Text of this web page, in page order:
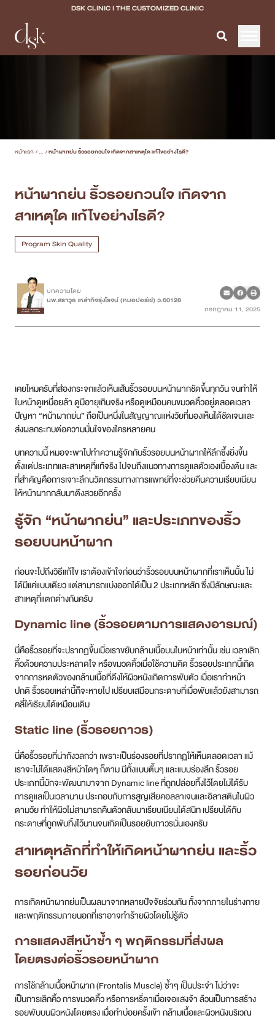
DSK CLINIC I THE CUSTOMIZED CLINIC
Program Filler & Lifting
Program Acne Scar
Program Skin Quality
Program Body Confidence
แพทย์ของเรา
เคสรีวิว
บทความ
โปรโมชั่น
รายชื่อสาขา
สาขา Siam Paragon
สาขา Stadium One
สาขา Asoke
สาขา MRT สุทธิสาร
สาขา เซ็นทรัลปิ่นเกล้า
สาขา บางนา
สาขา CDC
สาขา นครปฐม
หน้าแรก /... /หน้าผากย่น ริ้วรอยกวนใจ เกิดจากสาเหตุใด แก้ไขอย่างไรดี?
หน้าผากย่น ริ้วรอยกวนใจ เกิดจาก
สาเหตุใด แก้ไขอย่างไรดี?
Program Skin Quality
บทความโดย
นพ.สราวุธ เหล่ากิจรุ่งโรจน์ (หมอปอร์เช่) ว.60128
กรกฎาคม 11, 2025
เคยไหมครับที่ส่องกระจกแล้วเห็นเส้นริ้วรอยบนหน้าผากชัดขึ้นทุกวัน จนทำให้
ใบหน้าดูเหนื่อยล้า ดูมีอายุเกินจริง หรือดูเหมือนคนขมวดคิ้วอยู่ตลอดเวลา
ปัญหา “หน้าผากย่น” ถือเป็นหนึ่งในสัญญาณแห่งวัยที่มองเห็นได้ชัดเจนและ
ส่งผลกระทบต่อความมั่นใจของใครหลายคน
บทความนี้ หมอจะพาไปทำความรู้จักกับริ้วรอยบนหน้าผากให้ลึกซึ้งยิ่งขึ้น
ตั้งแต่ประเภทและสาเหตุที่แท้จริง ไปจนถึงแนวทางการดูแลตัวเองเบื้องต้น และ
ที่สำคัญคือการเจาะลึกนวัตกรรมทางการแพทย์ที่จะช่วยคืนความเรียบเนียน
ให้หน้าผากกลับมาตึงสวยอีกครั้ง
รู้จัก “หน้าผากย่น” และประเภทของริ้ว
รอยบนหน้าผาก
ก่อนจะไปถึงวิธีแก้ไข เราต้องเข้าใจก่อนว่าริ้วรอยบนหน้าผากที่เราเห็นนั้น ไม่
ได้มีแค่แบบเดียว แต่สามารถแบ่งออกได้เป็น 2 ประเภทหลัก ซึ่งมีลักษณะและ
สาเหตุที่แตกต่างกันครับ
Dynamic line (ริ้วรอยตามการแสดงอารมณ์)
นี่คือริ้วรอยที่จะปรากฏขึ้นเมื่อเราขยับกล้ามเนื้อบนใบหน้าเท่านั้น เช่น เวลาเลิก
คิ้วด้วยความประหลาดใจ หรือขมวดคิ้วเมื่อใช้ความคิด ริ้วรอยประเภทนี้เกิด
จากการหดตัวของกล้ามเนื้อที่ดึงให้ผิวหนังเกิดการพับตัว เมื่อเราทำหน้า
ปกติ ริ้วรอยเหล่านี้ก็จะหายไป เปรียบเสมือนกระดาษที่เมื่อพับแล้วยังสามารถ
คลี่ให้เรียบได้เหมือนเดิม
Static line (ริ้วรอยถาวร)
นี่คือริ้วรอยที่น่ากังวลกว่า เพราะเป็นร่องรอยที่ปรากฏให้เห็นตลอดเวลา แม้
เราจะไม่ได้แสดงสีหน้าใดๆ ก็ตาม มีทั้งแบบตื้นๆ และแบบร่องลึก ริ้วรอย
ประเภทนี้มักจะพัฒนามาจาก Dynamic line ที่ถูกปล่อยทิ้งไว้โดยไม่ได้รับ
การดูแลเป็นเวลานาน ประกอบกับการสูญเสียคอลลาเจนและอิลาสตินในผิว
ตามวัย ทำให้ผิวไม่สามารถคืนตัวกลับมาเรียบเนียนได้สนิท เปรียบได้กับ
กระดาษที่ถูกพับทิ้งไว้นานจนเกิดเป็นรอยยับถาวรนั่นเองครับ
สาเหตุหลักที่ทำให้เกิดหน้าผากย่น และริ้ว
รอยก่อนวัย
การเกิดหน้าผากย่นเป็นผลมาจากหลายปัจจัยร่วมกัน ทั้งจากภายในร่างกาย
และพฤติกรรมภายนอกที่เราอาจทำร้ายผิวโดยไม่รู้ตัว
การแสดงสีหน้าซ้ำ ๆ พฤติกรรมที่ส่งผล
โดยตรงต่อริ้วรอยหน้าผาก
การใช้กล้ามเนื้อหน้าผาก (Frontalis Muscle) ซ้ำๆ เป็นประจำ ไม่ว่าจะ
เป็นการเลิกคิ้ว การขมวดคิ้ว หรือการหรี่ตาเมื่อเจอแสงจ้า ล้วนเป็นการสร้าง
รอยพับบนผิวหนังโดยตรง เมื่อทำบ่อยครั้งเข้า กล้ามเนื้อและผิวหนังบริเวณ